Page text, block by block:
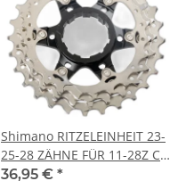
Shimano RITZELEINHEIT 23-
25-28 ZÄHNE FÜR 11-28Z CS-
R7000
36,95 € *